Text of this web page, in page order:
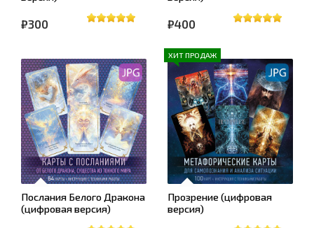
₽300 ₽400
Послания Белого Дракона
(цифровая версия)
ХИТ ПРОДАЖ
Прозрение (цифровая
версия)